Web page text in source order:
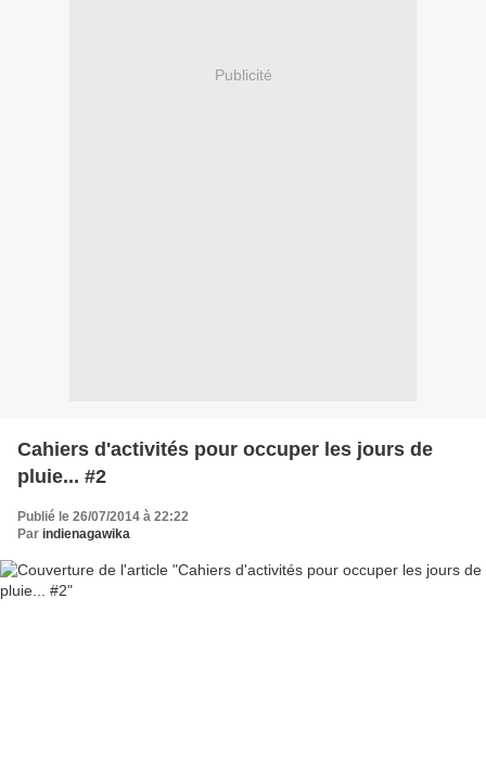
Publicité
Cahiers d'activités pour occuper les jours de
pluie... #2
Publié le 26/07/2014 à 22:22
Par indienagawika